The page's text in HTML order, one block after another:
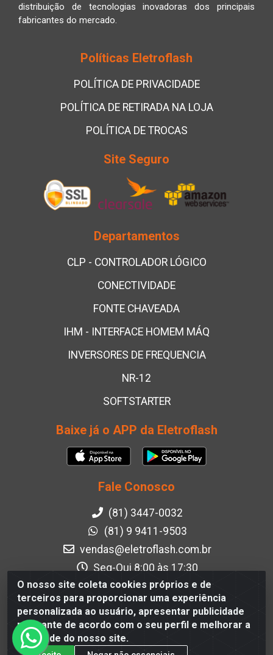
O nosso site coleta cookies próprios e de
terceiros para proporcionar uma experiência
personalizada ao usuário, apresentar publicidade
relevante de acordo com o seu perfil e melhorar a
qualidade do nosso site.
distribuição de tecnologias inovadoras dos principais
fabricantes do mercado.
Políticas Eletroflash
POLÍTICA DE PRIVACIDADE
POLÍTICA DE RETIRADA NA LOJA
POLÍTICA DE TROCAS
Site Seguro
Departamentos
CLP - CONTROLADOR LÓGICO
CONECTIVIDADE
FONTE CHAVEADA
IHM - INTERFACE HOMEM MÁQ
INVERSORES DE FREQUENCIA
NR-12
SOFTSTARTER
Baixe já o APP da Eletroflash
Fale Conosco
(81) 3447-0032
(81) 9 9411-9503
vendas@eletroflash.com.br
Seg-Qui 8:00 às 17:30
Sex 8:00 às 17:00
Instagram
Facebook
Formas de Pagamento